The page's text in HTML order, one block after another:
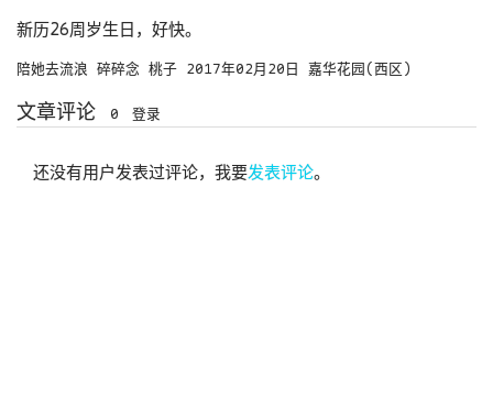
新历26周岁生日，好快。
陪她去流浪 碎碎念 桃子 2017年02月20日 嘉华花园(西区)
文章评论 0 登录
还没有用户发表过评论，我要发表评论。